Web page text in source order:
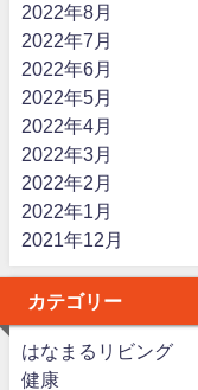
2022年8月
2022年7月
2022年6月
2022年5月
2022年4月
2022年3月
2022年2月
2022年1月
2021年12月
カテゴリー
はなまるリビング
健康